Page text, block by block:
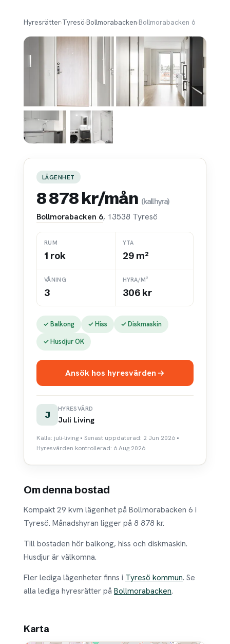
Hyresrätter›Tyresö›Bollmorabacken›Bollmorabacken 6
LÄGENHET
8 878 kr/mån (kallhyra)
Bollmorabacken 6, 13538 Tyresö
RUM
1 rok
YTA
29 m²
VÅNING
3
HYRA/M²
306 kr
✓ Balkong ✓ Hiss
✓ Diskmaskin
✓ Husdjur OK
Ansök hos hyresvärden
J
HYRESVÄRD
Juli Living
Källa: juli-living • Senast uppdaterad: 2 Jun 2026 •
Hyresvärden kontrollerad: 6 Aug 2026
Om denna bostad
Kompakt 29 kvm lägenhet på Bollmorabacken 6 i
Tyresö. Månadshyran ligger på 8 878 kr.
Till bostaden hör balkong, hiss och diskmaskin.
Husdjur är välkomna.
Fler lediga lägenheter finns i Tyresö kommun. Se
alla lediga hyresrätter på Bollmorabacken.
Karta